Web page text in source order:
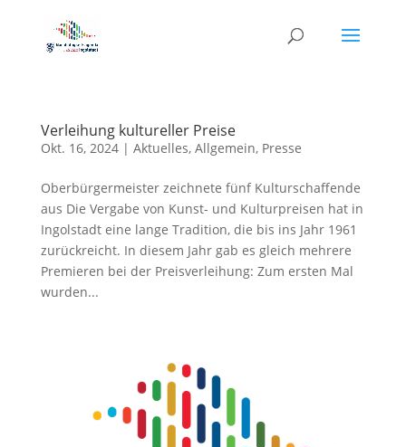
Verleihung kultureller Preise
Okt. 16, 2024| Aktuelles, Allgemein, Presse
Oberbürgermeister zeichnete fünf Kulturschaffende
aus Die Vergabe von Kunst- und Kulturpreisen hat in
Ingolstadt eine lange Tradition, die bis ins Jahr 1961
zurückreicht. In diesem Jahr gab es gleich mehrere
Premieren bei der Preisverleihung: Zum ersten Mal
wurden...